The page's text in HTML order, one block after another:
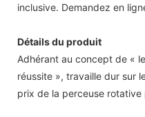
inclusive. Demandez en
Détails du produit
Adhérant au concept de «
réussite », travaille dur sur
prix de la perceuse rotative